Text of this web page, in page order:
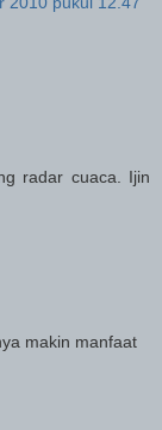
radar cuaca. Ijin
makin manfaat